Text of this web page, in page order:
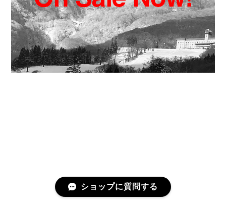
ショップに質問する